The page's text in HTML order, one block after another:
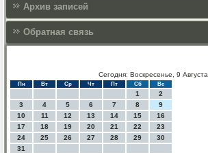
Архив записей
Обратная связь
Сегодня: Воскресенье, 9 Августа
Пн Вт Ср Чт Пт Сб Вс
1
2
3
4 5 6 7 8
9
10
11 12 13 14 15
16
17
18 19 20 21 22
23
24
25 26 27 28 29
30
31